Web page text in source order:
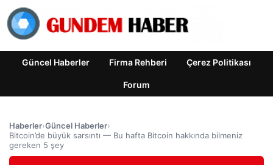
Güncel Haberler Firma Rehberi Çerez Politikası
Forum
Haberler›Güncel Haberler›
Bitcoin’de büyük sarsıntı — Bu hafta Bitcoin hakkında bilmeniz
gereken 5 şey